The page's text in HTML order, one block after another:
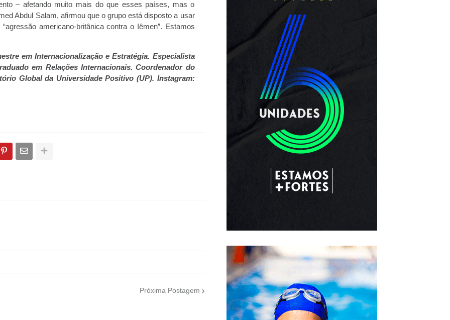
– afetando muito mais do que esses países, mas o
Abdul Salam, afirmou que o grupo está disposto a usar
americano-britânica contra o Iêmen”. Estamos
em Internacionalização e Estratégia. Especialista
em Relações Internacionais. Coordenador do
Global da Universidade Positivo (UP). Instagram:
Próxima Postagem